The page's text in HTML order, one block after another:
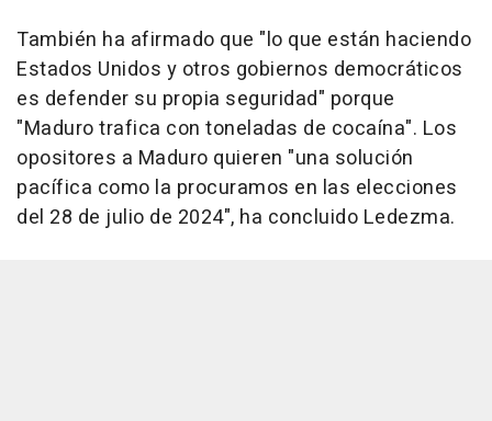
También ha afirmado que "lo que están haciendo
Estados Unidos y otros gobiernos democráticos
es defender su propia seguridad" porque
"Maduro trafica con toneladas de cocaína". Los
opositores a Maduro quieren "una solución
pacífica como la procuramos en las elecciones
del 28 de julio de 2024", ha concluido Ledezma.